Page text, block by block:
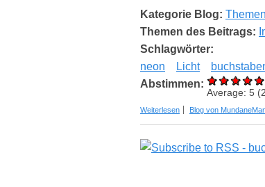
Kategorie Blog:
Themen des Beitrags:
Schlagwörter:
neon
Licht
Abstimmen:
Average: 5 (2
Weiterlesen über Buchstaben und
Blog von